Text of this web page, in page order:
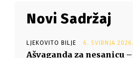
Novi Sadržaj
LJEKOVITO BILJE 6. SVIBNJA 2026.
Ašvaganda za nesanicu